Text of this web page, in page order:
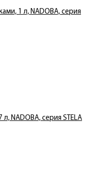
1 л, NADOBA, серия
NADOBA, серия STELA